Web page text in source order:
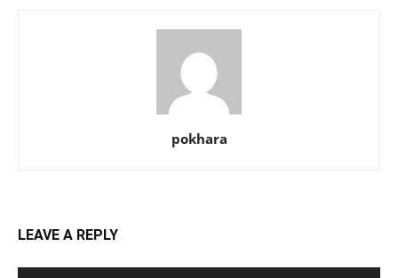
pokhara
LEAVE A REPLY